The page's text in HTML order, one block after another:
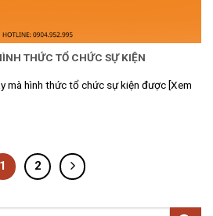
THỨC TỔ CHỨC SỰ KIỆN
mà hình thức tổ chức sự kiện được [Xem
1 2